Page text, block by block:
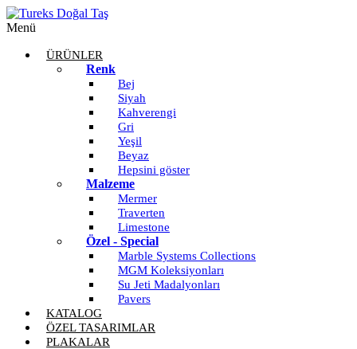
Menü
ÜRÜNLER
Renk
Bej
Siyah
Kahverengi
Gri
Yeşil
Beyaz
Hepsini göster
Malzeme
Mermer
Traverten
Limestone
Özel - Special
Marble Systems Collections
MGM Koleksiyonları
Su Jeti Madalyonları
Pavers
KATALOG
ÖZEL TASARIMLAR
PLAKALAR